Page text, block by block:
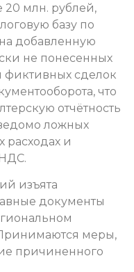
20 млн. рублей,
базу по
добавленную
не понесенных
фиктивных сделок
что
отчётность
ложных
и
изъята
документы
меры,
причиненного